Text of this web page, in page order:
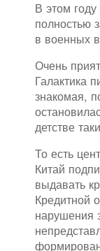
В этом
полностью
в военных
Очень
Галактика
знакомая,
детстве
То есть
Китай
выдавать
Кредитной
нарушения